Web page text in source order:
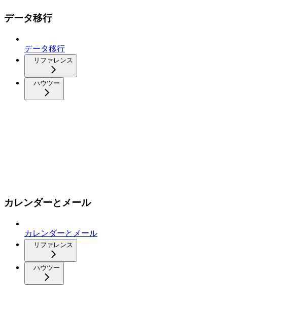
データ移行
データ移行
リファレンス
ハウツー
カレンダーとメール
カレンダーとメール
リファレンス
ハウツー